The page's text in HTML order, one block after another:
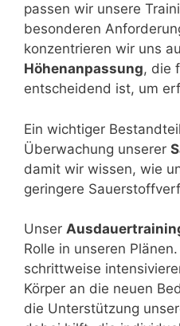
passen wir unsere
besonderen
konzentrieren wir uns
Höhenanpassung, die
entscheidend ist, um
Ein wichtiger
Überwachung unserer
damit wir wissen, wie
geringere
Unser
Rolle in unseren
schrittweise
Körper an die neuen
die Unterstützung